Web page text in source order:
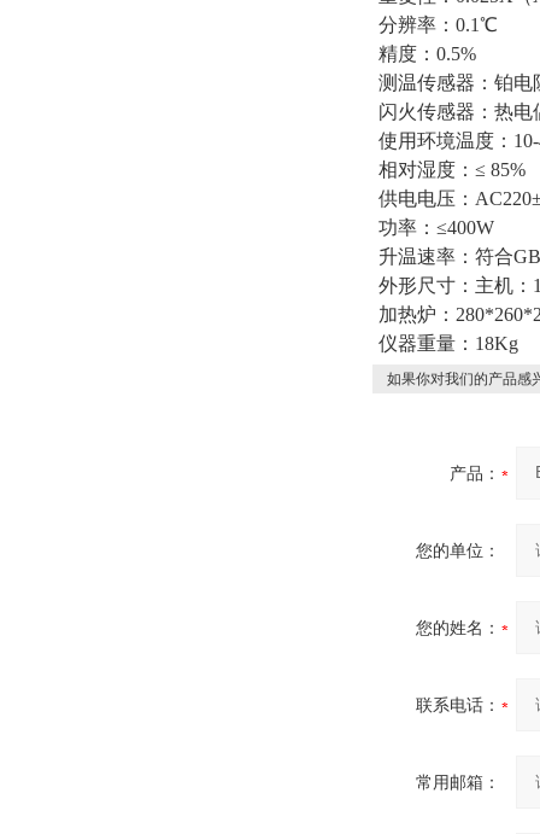
分辨率：0.1℃
精度：0.5%
测温传感器：铂电
闪火传感器：热电
使用环境温度：
相对湿度：≤ 85%
供电电压：
功率：≤400W
升温速率：符合
外形尺寸：主机：
加热炉：
仪器重量：18Kg
如果你对我们的产品感
产品：
您的单位：
您的姓名：
联系电话：
常用邮箱：